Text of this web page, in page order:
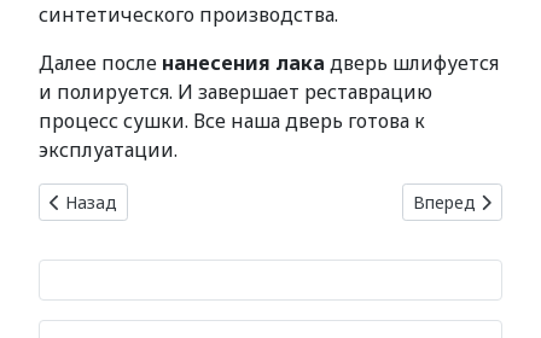
синтетического производства.
Далее после нанесения лака дверь шлифуется
и полируется. И завершает реставрацию
процесс сушки. Все наша дверь готова к
эксплуатации.
Предыдущий: Технология производства межкомнатных
Назад Следующий:
Вперед